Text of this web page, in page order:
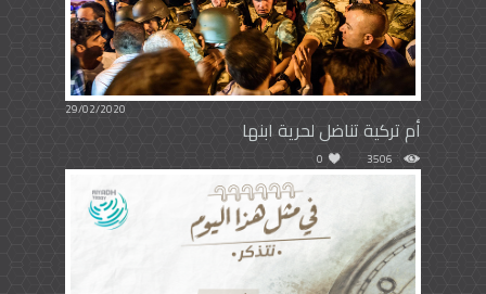
29/02/2020
أم تركية تناضل لحرية ابنها
3506
0